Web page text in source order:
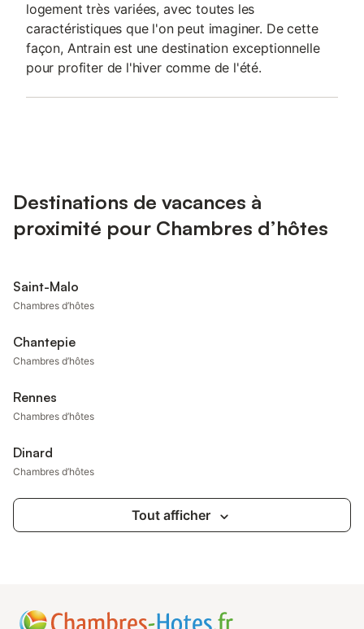
logement très variées, avec toutes les
caractéristiques que l'on peut imaginer. De cette
façon, Antrain est une destination exceptionnelle
pour profiter de l'hiver comme de l'été.
Destinations de vacances à
proximité pour Chambres d’hôtes
Saint-Malo
Chambres d’hôtes
Chantepie
Chambres d’hôtes
Rennes
Chambres d’hôtes
Dinard
Chambres d’hôtes
Tout afficher